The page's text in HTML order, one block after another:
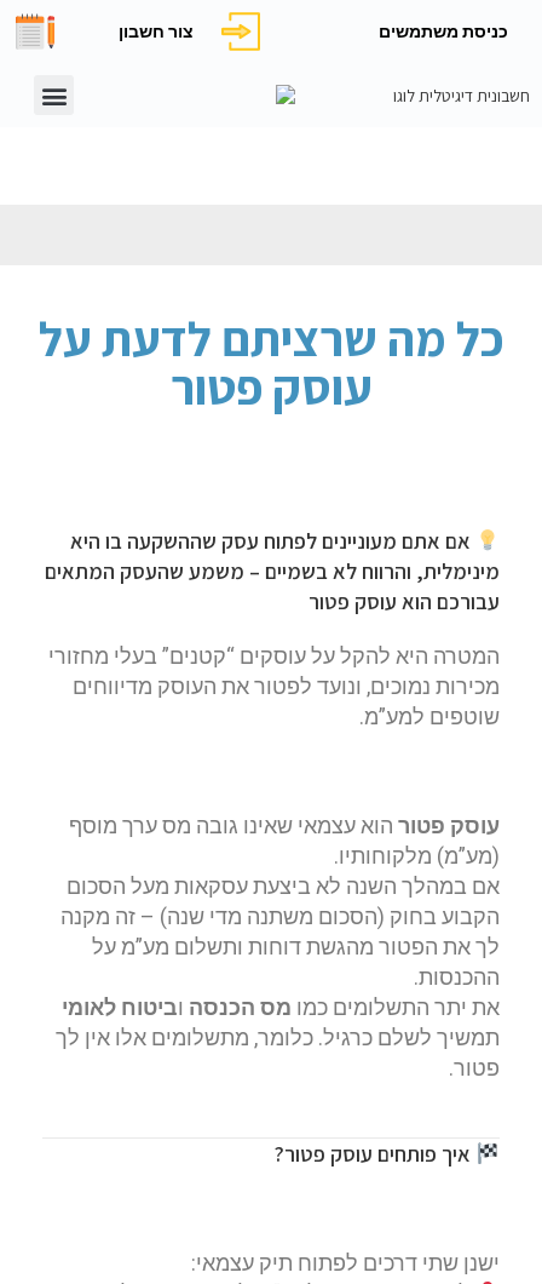
צור חשבון כניסת משתמשים
כל מה שרציתם לדעת על
עוסק פטור
אם אתם מעוניינים לפתוח עסק שההשקעה בו היא
מינימלית, והרווח לא בשמיים – משמע שהעסק המתאים
עבורכם הוא עוסק פטור
המטרה היא להקל על עוסקים “קטנים” בעלי מחזורי
מכירות נמוכים, ונועד לפטור את העוסק מדיווחים
שוטפים למע”מ.
עוסק פטור הוא עצמאי שאינו גובה מס ערך מוסף
(מע”מ) מלקוחותיו.
אם במהלך השנה לא ביצעת עסקאות מעל הסכום
הקבוע בחוק (הסכום משתנה מדי שנה) – זה מקנה
לך את הפטור מהגשת דוחות ותשלום מע”מ על
ההכנסות.
את יתר התשלומים כמו מס הכנסה וביטוח לאומי
תמשיך לשלם כרגיל. כלומר, מתשלומים אלו אין לך
פטור.
איך פותחים עוסק פטור?
ישנן שתי דרכים לפתוח תיק עצמאי: